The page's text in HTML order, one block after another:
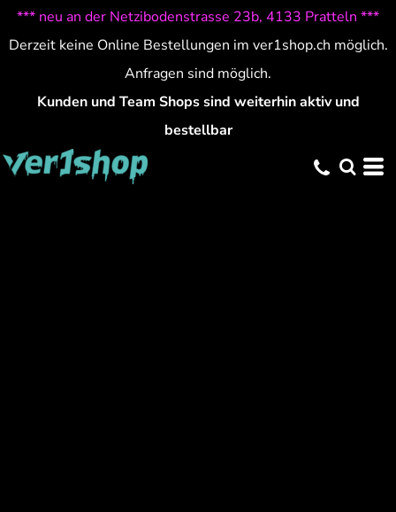
*** neu an der Netzibodenstrasse 23b, 4133 Pratteln ***
Derzeit keine Online Bestellungen im ver1shop.ch möglich.
Anfragen sind möglich.
Kunden und Team Shops sind weiterhin aktiv und
bestellbar